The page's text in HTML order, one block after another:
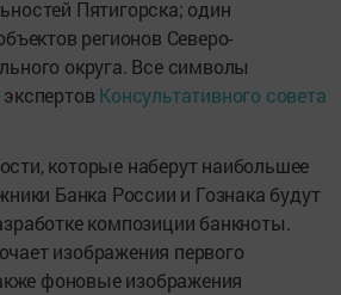
Пятигорска; один
регионов Северо-
округа. Все символы
экспертов Консультативного совета
которые наберут наибольшее
Банка России и Гознака будут
композиции банкноты.
изображения первого
фоновые изображения